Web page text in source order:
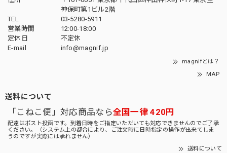
神保町第1ビル2階
TEL
03-5280-5911
営業時間
12:00-18:00
定休日
不定休
E-mail
info@magnif.jp
magnifとは？
MAP
送料について
「こねこ便」対応商品なら全国一律 420円
配達はポスト投函です。到着日時をご指定いただいても対応できませんのでご了承
ください。（システム上の都合により、ご注文時に日時指定の操作が出来てしま
うのですが実際には承れません）
送料について